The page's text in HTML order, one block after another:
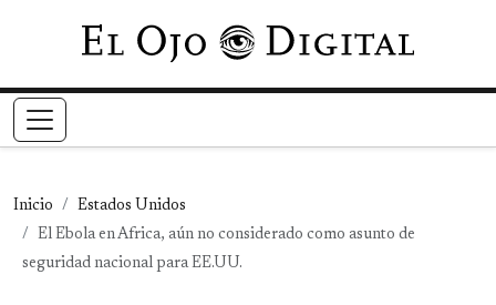
Pasar al contenido principal
Inicio
Estados Unidos
El Ebola en Africa, aún no considerado como asunto de
seguridad nacional para EE.UU.